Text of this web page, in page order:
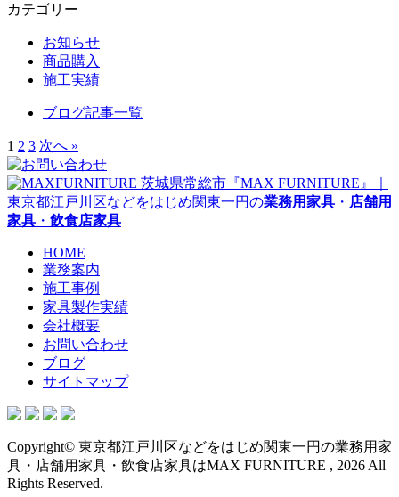
カテゴリー
お知らせ
商品購入
施工実績
ブログ記事一覧
1 2 3 次へ »
茨城県常総市『MAX FURNITURE』｜
東京都江戸川区などをはじめ関東一円の業務用家具 ・ 店舗用
家具 ・ 飲食店家具
HOME
業務案内
施工事例
家具製作実績
会社概要
お問い合わせ
ブログ
サイトマップ
Copyright© 東京都江戸川区などをはじめ関東一円の業務用家
具・店舗用家具・飲食店家具はMAX FURNITURE , 2026 All
Rights Reserved.